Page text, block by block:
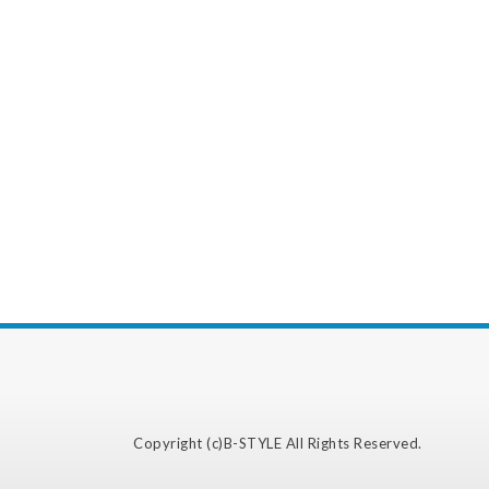
Copyright (c)B-STYLE All Rights Reserved.